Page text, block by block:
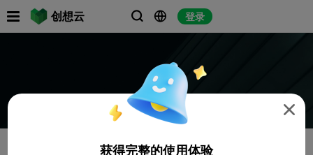
创想云   登录

获得完整的使用体验